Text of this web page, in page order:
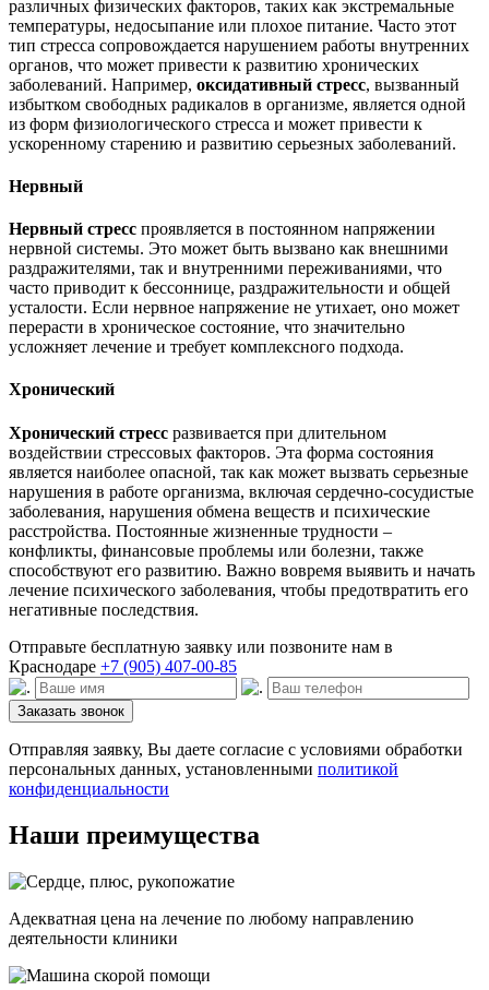
различных физических факторов, таких как экстремальные
температуры, недосыпание или плохое питание. Часто этот
тип стресса сопровождается нарушением работы внутренних
органов, что может привести к развитию хронических
заболеваний. Например, оксидативный стресс, вызванный
избытком свободных радикалов в организме, является одной
из форм физиологического стресса и может привести к
ускоренному старению и развитию серьезных заболеваний.
Нервный
Нервный стресс проявляется в постоянном напряжении
нервной системы. Это может быть вызвано как внешними
раздражителями, так и внутренними переживаниями, что
часто приводит к бессоннице, раздражительности и общей
усталости. Если нервное напряжение не утихает, оно может
перерасти в хроническое состояние, что значительно
усложняет лечение и требует комплексного подхода.
Хронический
Хронический стресс развивается при длительном
воздействии стрессовых факторов. Эта форма состояния
является наиболее опасной, так как может вызвать серьезные
нарушения в работе организма, включая сердечно-сосудистые
заболевания, нарушения обмена веществ и психические
расстройства. Постоянные жизненные трудности –
конфликты, финансовые проблемы или болезни, также
способствуют его развитию. Важно вовремя выявить и начать
лечение психического заболевания, чтобы предотвратить его
негативные последствия.
Отправьте бесплатную заявку или позвоните нам в
Краснодаре +7 (905) 407-00-85
Заказать звонок
Отправляя заявку, Вы даете согласие с условиями обработки
персональных данных, установленными политикой
конфиденциальности
Наши преимущества
Адекватная цена на лечение по любому направлению
деятельности клиники